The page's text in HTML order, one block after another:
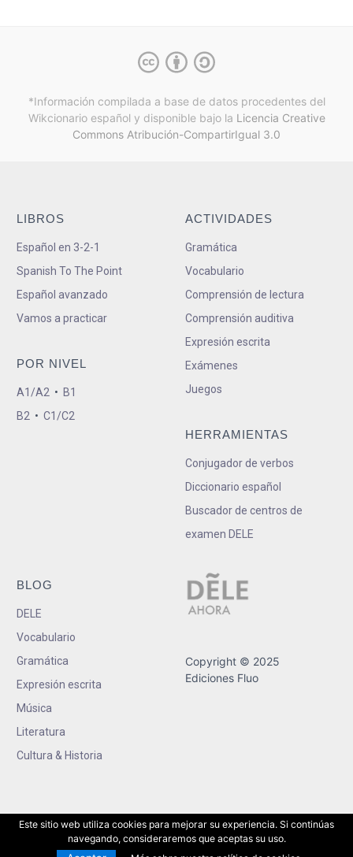
*Información compilada a base de datos procedentes del
Wikcionario español y disponible bajo la Licencia Creative
Commons Atribución-CompartirIgual 3.0
LIBROS
Español en 3-2-1
Spanish To The Point
Español avanzado
Vamos a practicar
POR NIVEL
A1/A2 • B1
B2 • C1/C2
ACTIVIDADES
Gramática
Vocabulario
Comprensión de lectura
Comprensión auditiva
Expresión escrita
Exámenes
Juegos
HERRAMIENTAS
Conjugador de verbos
Diccionario español
Buscador de centros de
examen DELE
BLOG
DELE
Vocabulario
Gramática
Expresión escrita
Música
Literatura
Cultura & Historia
Copyright © 2025
Ediciones Fluo
Este sitio web utiliza cookies para mejorar su experiencia. Si continúas
navegando, consideraremos que aceptas su uso.